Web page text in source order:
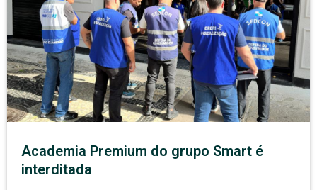
Academia Premium do grupo Smart é
interditada